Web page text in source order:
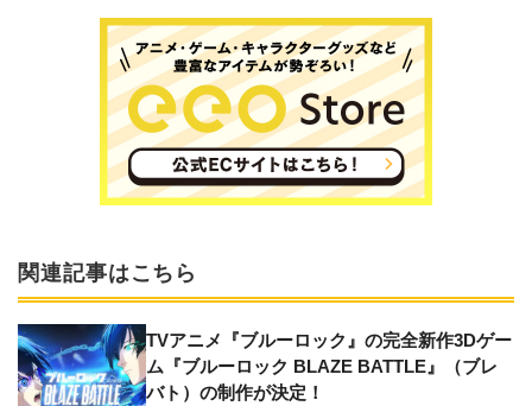
関連記事はこちら
TVアニメ『ブルーロック』の完全新作3Dゲー
ム『ブルーロック BLAZE BATTLE』（ブレ
バト）の制作が決定！